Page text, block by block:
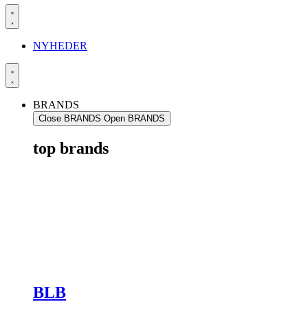
NYHEDER
BRANDS
Close BRANDS Open BRANDS
top brands
BLB